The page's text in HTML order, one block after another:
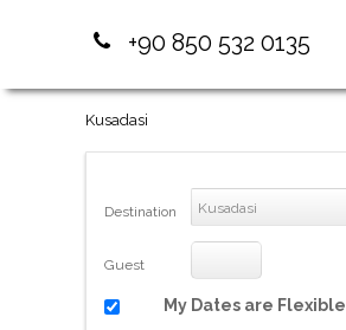
+90 850 532 0135
Kusadasi
Destination Kusadasi
Guest
My Dates are Flexible